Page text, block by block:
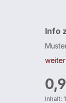
Info
Inhalt: 1